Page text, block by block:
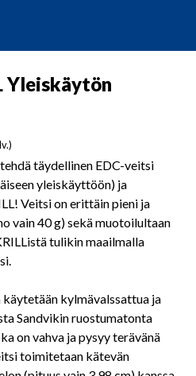
Yleiskäytön
€.
täydellinen EDC-veitsi
yleiskäyttöön) ja
Veitsi on erittäin pieni ja
vain 40 g) sekä muotoilultaan
tulikin maailmalla
kylmävalssattua ja
Sandvikin ruostumatonta
on vahva ja pysyy terävänä
toimitetaan kätevän